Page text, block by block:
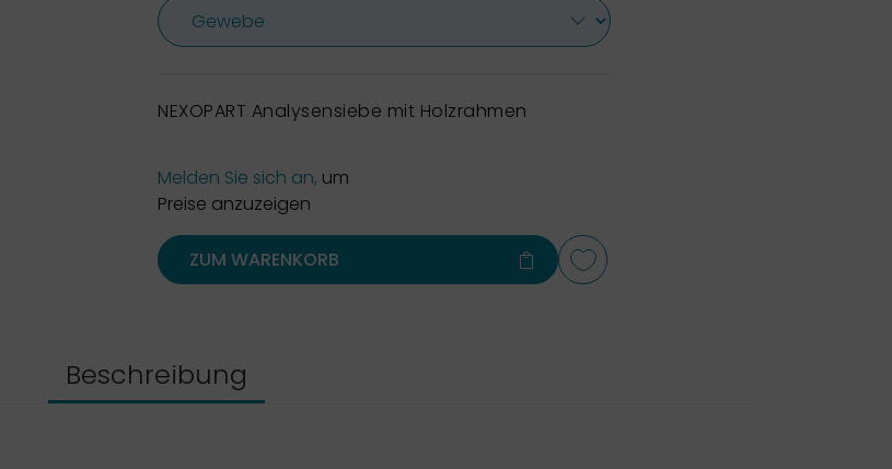
NEXOPART Analysensiebe mit Holzrahmen
Melden Sie sich an, um
Preise anzuzeigen
ZUM WARENKORB
Beschreibung